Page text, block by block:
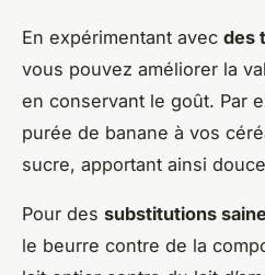
En expérimentant avec des
vous pouvez améliorer la
en conservant le goût. Par
purée de banane à vos
sucre, apportant ainsi
Pour des substitutions
le beurre contre de la